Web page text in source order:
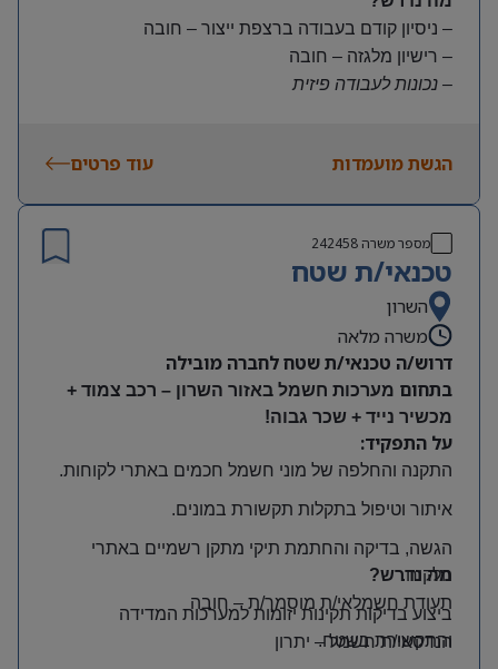
– ניסיון קודם בעבודה ברצפת ייצור – חובה
– רישיון מלגזה – חובה
– נכונות לעבודה פיזית
משרה מלאה | ימים א-ה | 6:30-15:30
קרן השתלמות ובונוסים
עובד חברה מהיום הראשון
מיקום: חדרה
הגשת מועמדות עוד פרטים
מספר משרה242458
טכנאי/ת שטח
השרון
משרה מלאה
דרוש/ה טכנאי/ת שטח לחברה מובילה
בתחום מערכות חשמל באזור השרון – רכב צמוד +
מכשיר נייד + שכר גבוה!
על התפקיד:
התקנה והחלפה של מוני חשמל חכמים באתרי לקוחות.
איתור וטיפול בתקלות תקשורת במונים.
הגשה, בדיקה והחתמת תיקי מתקן רשמיים באתרי
הלקוח.
ביצוע בדיקות תקינות יזומות למערכות המדידה
והתקשורת בשטח.
מה נדרש?
תעודת חשמלאי/ת מוסמך/ת – חובה
הנדסאי/ת חשמל– יתרון